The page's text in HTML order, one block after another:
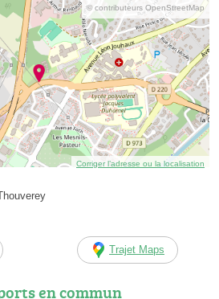
© contributeurs OpenStreetMap
Corriger l’adresse ou la localisation
Trajet Maps
en commun